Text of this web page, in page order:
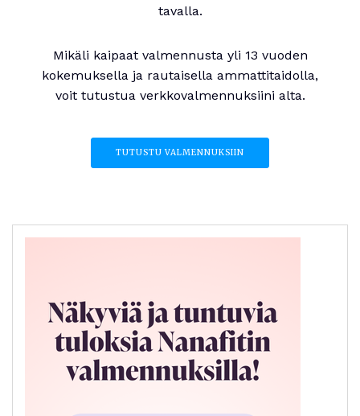
tavalla.
Mikäli kaipaat valmennusta yli 13 vuoden
kokemuksella ja rautaisella ammattitaidolla,
voit tutustua verkkovalmennuksiini alta.
TUTUSTU VALMENNUKSIIN